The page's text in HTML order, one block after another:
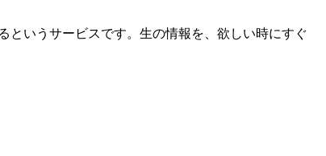
というサービスです。生の情報を、欲しい時にすぐ